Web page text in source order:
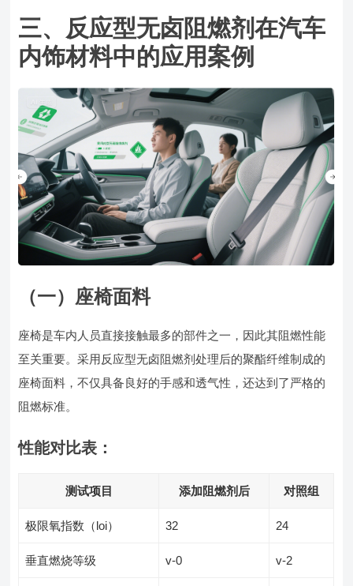
三、反应型无卤阻燃剂在汽车
内饰材料中的应用案例
（一）座椅面料
座椅是车内人员直接接触最多的部件之一，因此其阻燃性能
至关重要。采用反应型无卤阻燃剂处理后的聚酯纤维制成的
座椅面料，不仅具备良好的手感和透气性，还达到了严格的
阻燃标准。
性能对比表：
测试项目 添加阻燃剂后 对照组
极限氧指数（loi） 32 24
垂直燃烧等级 v-0 v-2